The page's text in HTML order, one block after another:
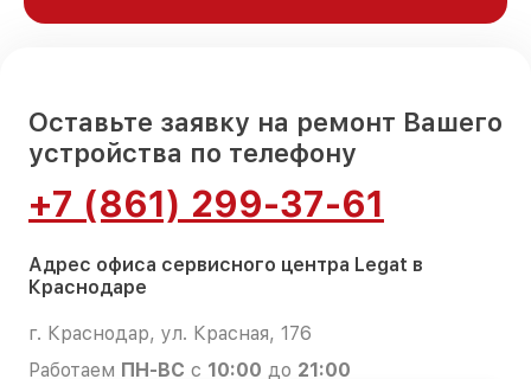
Оставьте заявку на ремонт Вашего
устройства по телефону
+7 (861) 299-37-61
Адрес офиса сервисного центра Legat в
Краснодаре
г. Краснодар, ул. Красная, 176
Работаем ПН-ВС с 10:00 до 21:00